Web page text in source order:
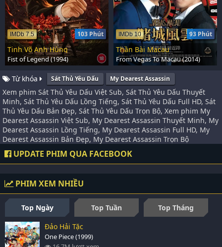
103 Phút
IMDb 7.5
Tinh Võ Anh Hùng
Fist of Legend (1994)
93 Phút
IMDb 10
Thần Bài Macau
From Vegas To Macau (2014)
Từ khóa Sát Thủ Yêu Dấu My Dearest Assassin
Xem phim Sát Thủ Yêu Dấu Việt Sub, Sát Thủ Yêu Dấu Thuyết
Minh, Sát Thủ Yêu Dấu Lồng Tiếng, Sát Thủ Yêu Dấu Full HD, Sát
Thủ Yêu Dấu Bản Đẹp, Sát Thủ Yêu Dấu Trọn Bộ, Xem phim My
Dearest Assassin Việt Sub, My Dearest Assassin Thuyết Minh, My
Dearest Assassin Lồng Tiếng, My Dearest Assassin Full HD, My
Dearest Assassin Bản Đẹp, My Dearest Assassin Trọn Bộ
UPDATE PHIM QUA FACEBOOK
PHIM XEM NHIỀU
Top Ngày Top Tuần
Top Tháng
Đảo Hải Tặc
One Piece (1999)